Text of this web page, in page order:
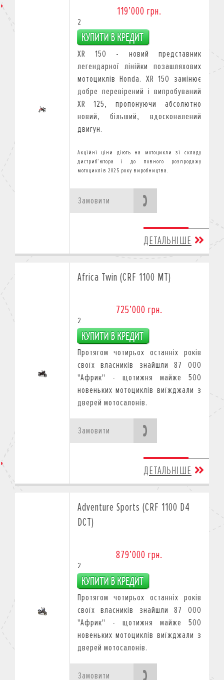
119’000 грн.
2
XR 150 - новий представник
легендарної лінійки позашляхових
мотоциклів Honda. XR 150 замінює
добре перевірений і випробуваний
XR 125, пропонуючи абсолютно
новий, більший, вдосконалений
двигун.
Замовити
ДЕТАЛЬНІШЕ
Africa Twin (CRF 1100 MT)
725’000 грн.
2
Протягом чотирьох останніх років
своїх власників знайшли 87 000
"Африк" - щотижня майже 500
новеньких мотоциклів виїжджали з
дверей мотосалонів.
Замовити
ДЕТАЛЬНІШЕ
Adventure Sports (CRF 1100 D4
DCT)
879’000 грн.
2
Протягом чотирьох останніх років
своїх власників знайшли 87 000
"Африк" - щотижня майже 500
новеньких мотоциклів виїжджали з
дверей мотосалонів.
Замовити